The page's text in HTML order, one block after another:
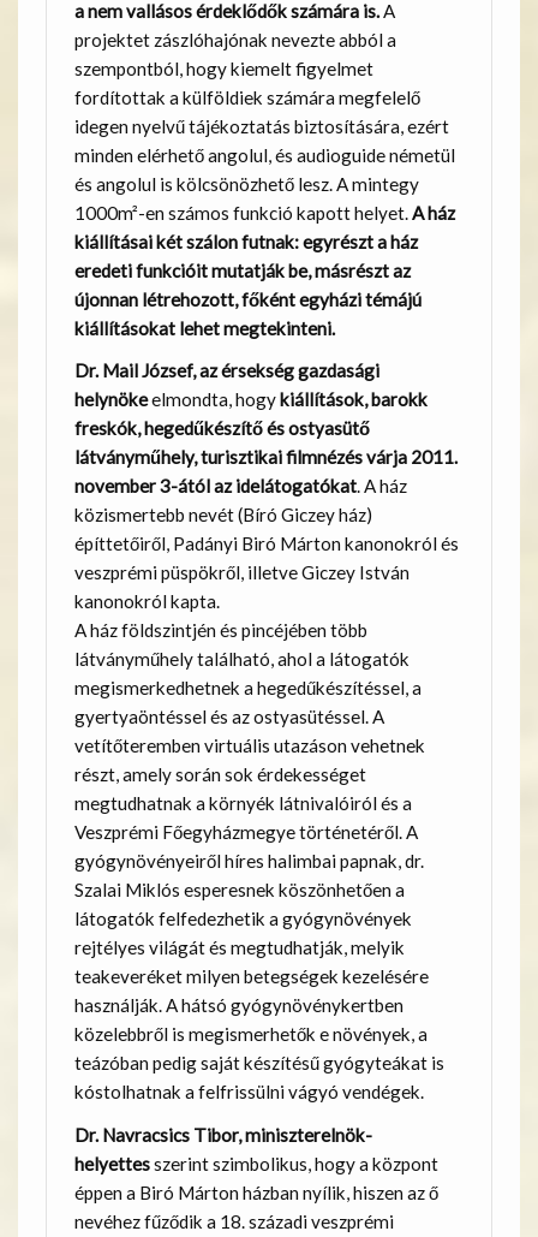
a nem vallásos érdeklődők számára is.A
projektet zászlóhajónak nevezte abból a
szempontból, hogy kiemelt figyelmet
fordítottak a külföldiek számára megfelelő
idegen nyelvű tájékoztatás biztosítására, ezért
minden elérhető angolul, és audioguide németül
és angolul is kölcsönözhető lesz. A mintegy
1000m²-en számos funkció kapott helyet.A ház
kiállításai két szálon futnak: egyrészt a ház
eredeti funkcióit mutatják be, másrészt az
újonnan létrehozott, főként egyházi témájú
kiállításokat lehet megtekinteni.
Dr. Mail József, az érsekség gazdasági
helynökeelmondta, hogykiállítások, barokk
freskók, hegedűkészítő és ostyasütő
látványműhely, turisztikai filmnézés várja 2011.
november 3-ától az idelátogatókat. A ház
közismertebb nevét (Bíró Giczey ház)
építtetőiről, Padányi Biró Márton kanonokról és
veszprémi püspökről, illetve Giczey István
kanonokról kapta.
A ház földszintjén és pincéjében több
látványműhely található, ahol a látogatók
megismerkedhetnek a hegedűkészítéssel, a
gyertyaöntéssel és az ostyasütéssel. A
vetítőteremben virtuális utazáson vehetnek
részt, amely során sok érdekességet
megtudhatnak a környék látnivalóiról és a
Veszprémi Főegyházmegye történetéről. A
gyógynövényeiről híres halimbai papnak, dr.
Szalai Miklós esperesnek köszönhetően a
látogatók felfedezhetik a gyógynövények
rejtélyes világát és megtudhatják, melyik
teakeveréket milyen betegségek kezelésére
használják. A hátsó gyógynövénykertben
közelebbről is megismerhetők e növények, a
teázóban pedig saját készítésű gyógyteákat is
kóstolhatnak a felfrissülni vágyó vendégek.
Dr. Navracsics Tibor, miniszterelnök-
helyettesszerint szimbolikus, hogy a központ
éppen a Biró Márton házban nyílik, hiszen az ő
nevéhez fűződik a 18. századi veszprémi